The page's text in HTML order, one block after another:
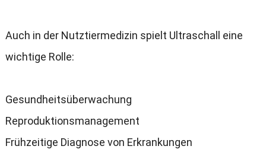
Auch in der Nutztiermedizin spielt Ultraschall eine
wichtige Rolle:
Gesundheitsüberwachung
Reproduktionsmanagement
Frühzeitige Diagnose von Erkrankungen